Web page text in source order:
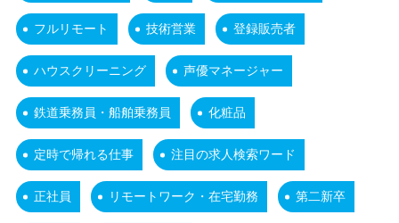
フルリモート 技術営業 登録販売者
ハウスクリーニング 声優マネージャー
鉄道乗務員・船舶乗務員 化粧品
定時で帰れる仕事 注目の求人検索ワード
正社員 リモートワーク・在宅勤務 第二新卒